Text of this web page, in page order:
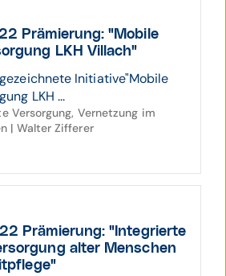
Prämierung: "Mobile
LKH Villach"
Initiative"Mobile
LKH ...
Versorgung, Vernetzung im
| Walter Zifferer
22 Prämierung: "Inte­grierte
alter Menschen